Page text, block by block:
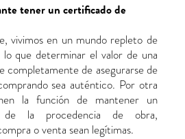
tener un certificado de
vivimos en un mundo repleto de
que determinar el valor de una
completamente de asegurarse de
sea auténtico. Por otra
la función de mantener un
de la procedencia de obra,
o venta sean legítimas.